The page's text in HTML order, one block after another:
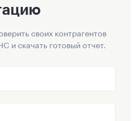
своих контрагентов
и скачать готовый отчет.